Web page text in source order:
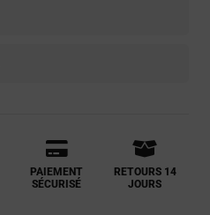
PAIEMENT
SÉCURISÉ
RETOURS 14
JOURS